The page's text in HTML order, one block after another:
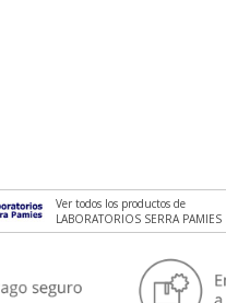
Ver todos los productos de
LABORATORIOS SERRA PAMIES